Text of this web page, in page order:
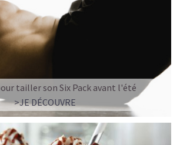
tailler son Six Pack avant l'été
>JE DÉCOUVRE